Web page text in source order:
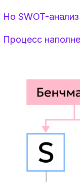
Но SWOT-
Процесс